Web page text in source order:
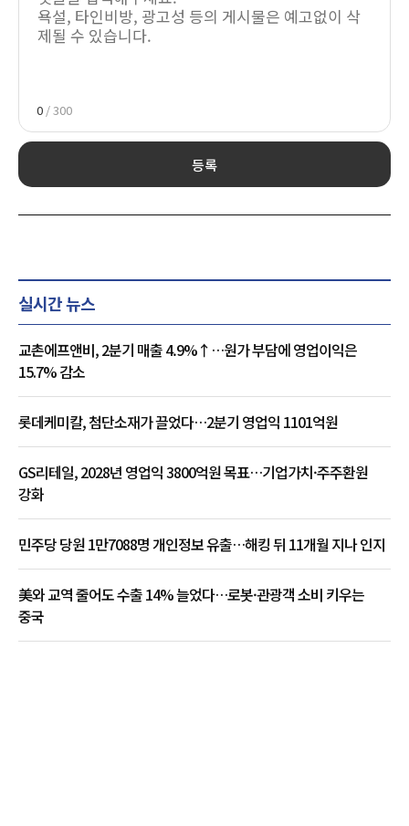
0 / 300
등록
실시간 뉴스
교촌에프앤비, 2분기 매출 4.9%↑…원가 부담에 영업이익은
15.7% 감소
롯데케미칼, 첨단소재가 끌었다…2분기 영업익 1101억원
GS리테일, 2028년 영업익 3800억원 목표…기업가치·주주환원
강화
민주당 당원 1만7088명 개인정보 유출…해킹 뒤 11개월 지나 인지
美와 교역 줄어도 수출 14% 늘었다…로봇·관광객 소비 키우는
중국